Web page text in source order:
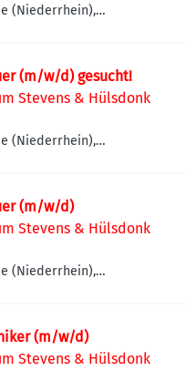
(Niederrhein),
(m/w/d) gesucht!
Stevens & Hülsdonk
(Niederrhein),
(m/w/d)
Stevens & Hülsdonk
(Niederrhein),
(m/w/d)
Stevens & Hülsdonk